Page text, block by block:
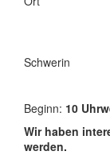
Schwerin
Beginn: 10
Wir haben
werden.